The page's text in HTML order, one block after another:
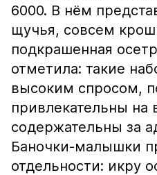
6000. В нём
щучья, совсем
подкрашенная
отметила: такие
высоким спросом,
привлекательны на
содержательны за
Баночки-малышки
отдельности: икру